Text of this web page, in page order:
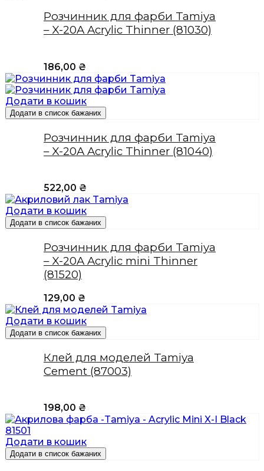
Розчинник для фарби Tamiya
– X-20A Acrylic Thinner (81030)
186,00 ₴
Додати в кошик
Додати в список бажаних
Розчинник для фарби Tamiya
– X-20A Acrylic Thinner (81040)
522,00 ₴
Додати в кошик
Додати в список бажаних
Розчинник для фарби Tamiya
– X-20A Acrylic mini Thinner
(81520)
129,00 ₴
Додати в кошик
Додати в список бажаних
Клей для моделей Tamiya
Cement (87003)
198,00 ₴
Додати в кошик
Додати в список бажаних